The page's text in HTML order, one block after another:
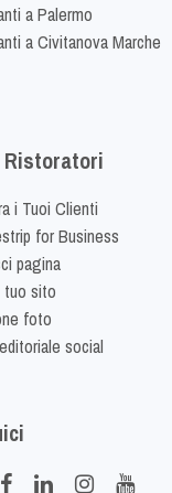
a Palermo
a Civitanova Marche
Ristoratori
i Tuoi Clienti
for Business
pagina
tuo sito
foto
social